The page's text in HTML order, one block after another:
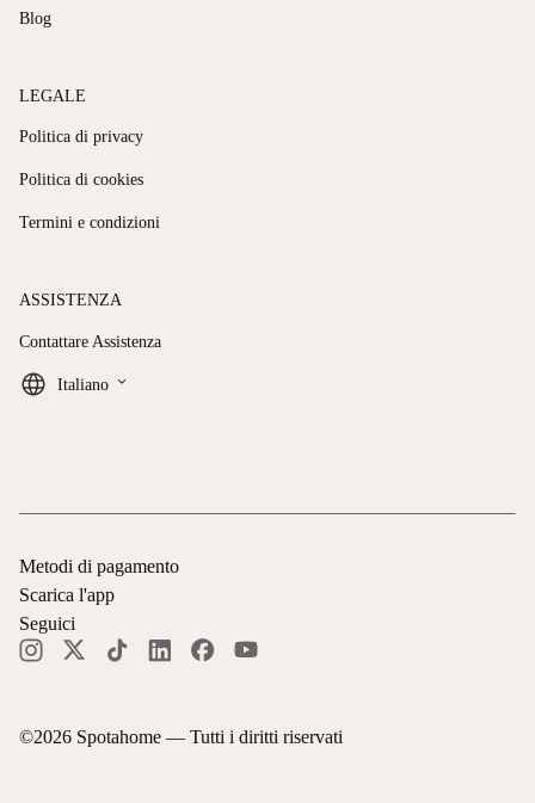
Blog
LEGALE
Politica di privacy
Politica di cookies
Termini e condizioni
ASSISTENZA
Contattare Assistenza
Italiano keyboard_arrow_down
©2026 Spotahome — Tutti i diritti riservati
Metodi di pagamento
Scarica l'app
Seguici